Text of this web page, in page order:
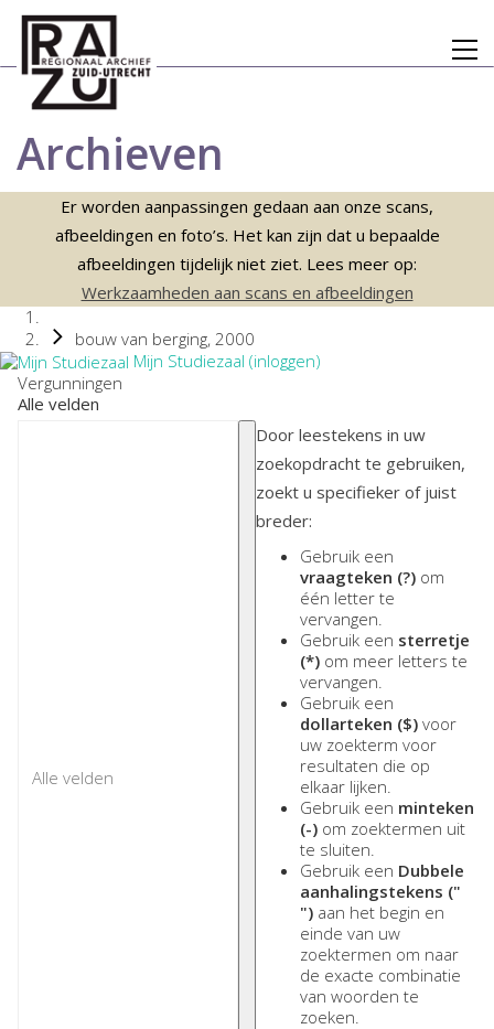
Archieven
Er worden aanpassingen gedaan aan onze scans,
afbeeldingen en foto’s. Het kan zijn dat u bepaalde
afbeeldingen tijdelijk niet ziet. Lees meer op:
Werkzaamheden aan scans en afbeeldingen
bouw van berging, 2000
Mijn Studiezaal (inloggen)
Vergunningen
Alle velden
Door leestekens in uw
zoekopdracht te gebruiken,
zoekt u specifieker of juist
breder:
Gebruik een
vraagteken (?) om
één letter te
vervangen.
Gebruik een sterretje
(*) om meer letters te
vervangen.
Gebruik een
dollarteken ($) voor
uw zoekterm voor
resultaten die op
elkaar lijken.
Gebruik een minteken
(-) om zoektermen uit
te sluiten.
Gebruik een Dubbele
aanhalingstekens ("
") aan het begin en
einde van uw
zoektermen om naar
de exacte combinatie
van woorden te
zoeken.